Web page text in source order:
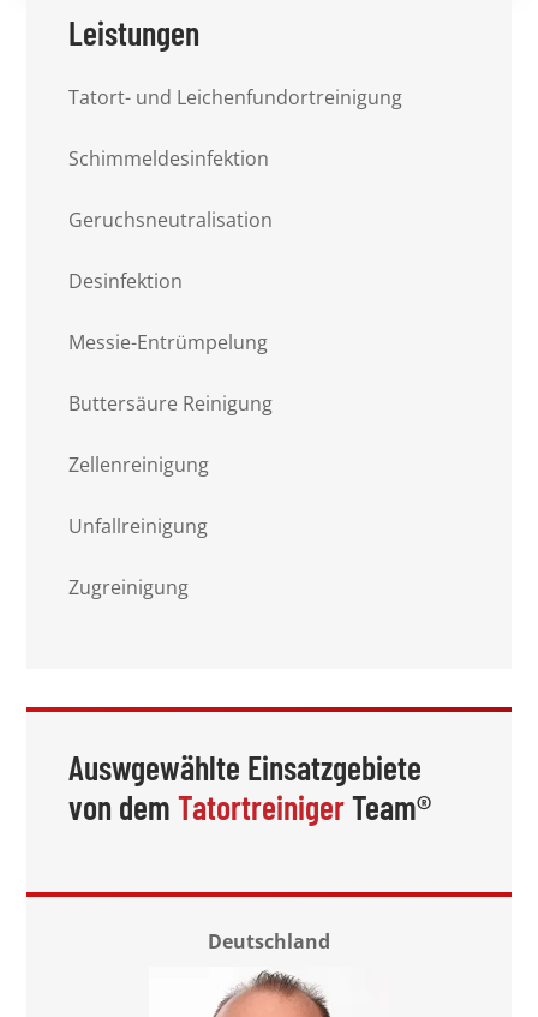
Leistungen
Tatort- und Leichenfundortreinigung
Schimmeldesinfektion
Geruchsneutralisation
Desinfektion
Messie-Entrümpelung
Buttersäure Reinigung
Zellenreinigung
Unfallreinigung
Zugreinigung
Auswgewählte Einsatzgebiete
von demTatortreinigerTeam®
Deutschland